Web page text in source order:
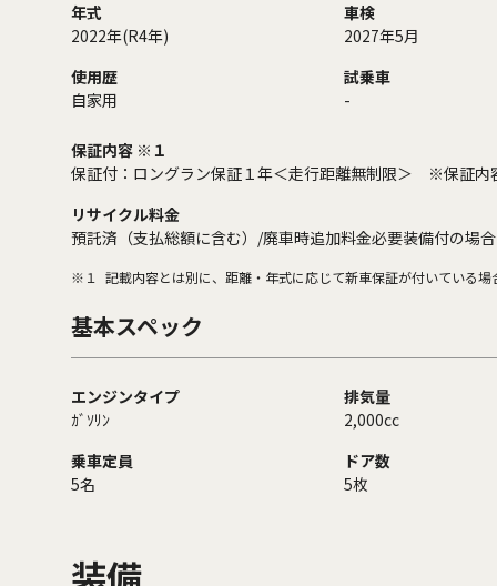
年式
2022年(R4年)
車検
2027年5月
使用歴
自家用
試乗車
-
保証内容 ※１
保証付：ロングラン保証１年＜走行距離無制限＞ ※保証内
リサイクル料金
預託済（支払総額に含む）/廃車時追加料金必要装備付の場
※１ 記載内容とは別に、距離・年式に応じて新車保証が付いている
基本スペック
エンジンタイプ
ｶﾞｿﾘﾝ
排気量
2,000cc
乗車定員
5名
ドア数
5枚